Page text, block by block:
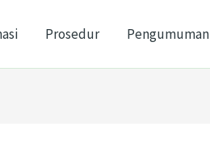
Prosedur Pengumuman